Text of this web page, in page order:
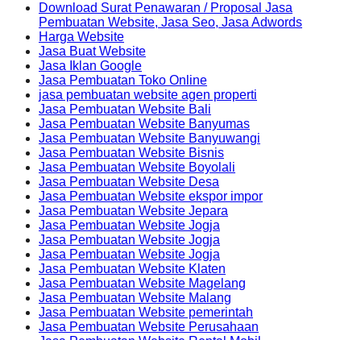
Download Surat Penawaran / Proposal Jasa
Pembuatan Website, Jasa Seo, Jasa Adwords
Harga Website
Jasa Buat Website
Jasa Iklan Google
Jasa Pembuatan Toko Online
jasa pembuatan website agen properti
Jasa Pembuatan Website Bali
Jasa Pembuatan Website Banyumas
Jasa Pembuatan Website Banyuwangi
Jasa Pembuatan Website Bisnis
Jasa Pembuatan Website Boyolali
Jasa Pembuatan Website Desa
Jasa Pembuatan Website ekspor impor
Jasa Pembuatan Website Jepara
Jasa Pembuatan Website Jogja
Jasa Pembuatan Website Jogja
Jasa Pembuatan Website Jogja
Jasa Pembuatan Website Klaten
Jasa Pembuatan Website Magelang
Jasa Pembuatan Website Malang
Jasa Pembuatan Website pemerintah
Jasa Pembuatan Website Perusahaan